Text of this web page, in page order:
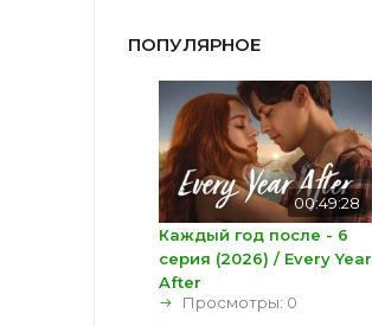
ПОПУЛЯРНОЕ
00:49:28
Каждый год после - 6
серия (2026) / Every Year
After
Просмотры: 0